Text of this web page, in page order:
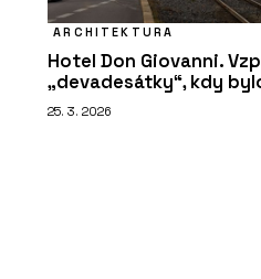
ARCHITEKTURA
Hotel Don Giovanni.
„devadesátky“, kdy
25. 3. 2026